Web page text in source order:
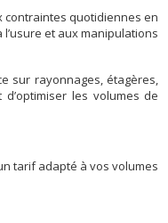
contraintes quotidiennes en
et aux manipulations
sur rayonnages, étagères,
les volumes de
tarif adapté à vos volumes